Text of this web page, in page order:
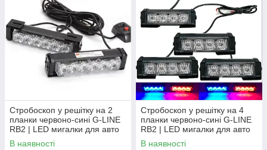
Стробоскоп у решітку на 2
планки червоно-сині G-LINE
RB2 | LED мигалки для авто
12В
В наявності
Стробоскоп у решітку на 4
планки червоно-сині G-LINE
RB2 | LED мигалки для авто
12В
В наявності